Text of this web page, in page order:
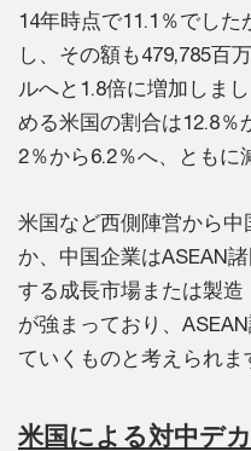
14年時点で11.1％でし
し、その額も479,785百
ルへと1.8倍に増加しま
める米国の割合は12.8％
2％から6.2％へ、ともに
米国など西側陣営から
か、中国企業はASEAN
する成長市場または製
が強まっており、
ていくものと考えられま
米国による対中デ